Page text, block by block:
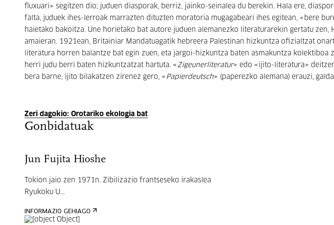
fluxuari» segitzen dio; juduen diasporak, berriz, jainko-seinalea du berekin. Hala ere,
falta, juduek ihes-lerroak marrazten dituzten moratoria mugagabeari ihes egitean, «bere
haietako bakoitza. Une horietako bat autore juduen alemanezko literaturarekin gertatu zen,
amaieran. 1921ean, Britainiar Mandatuagatik hebreera Palestinan hizkuntza ofizialtzat
literatura horren balantze bat egin zuen, eta jargoi-hizkuntza baten asmakuntza kolektiboa
herri judu berri baten hizkuntzatzat hartuta. «Zigeunerliteratur» edo «ijito-literatura»
bera barne, ijito bilakatzen zirenez gero, « Papierdeutsch» (paperezko alemana) erauzi,
Zeri dagokio: Orotariko ekologia bat
Gonbidatuak
Jun Fujita Hioshe
Tokion jaio zen 1971n. Zibilizazio frantseseko irakaslea
Ryukoku U...
INFORMAZIO GEHIAGO